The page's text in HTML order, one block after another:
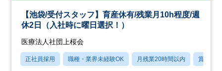
【池袋/受付スタッフ】育産休有/残業月10h程度/週
休2日（入社時に曜日選択！）
医療法人社団上桜会
正社員採用 職種・業界未経験OK 月残業20時間以内 賞与あり